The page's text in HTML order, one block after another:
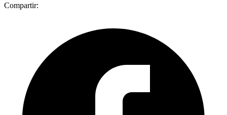
Compartir: